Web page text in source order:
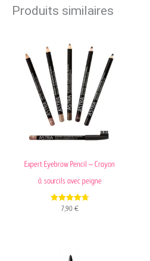
Produits similaires
Expert Eyebrow Pencil – Crayon
à sourcils avec peigne
4.77
7,90 €